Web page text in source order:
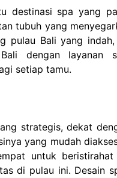
destinasi spa yang
tubuh yang
pulau Bali yang
dengan layanan
setiap tamu.
strategis, dekat
yang mudah
untuk
di pulau ini. Desain